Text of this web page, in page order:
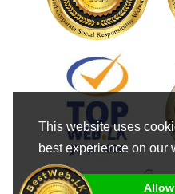
This website uses
best experience on our
කුකී